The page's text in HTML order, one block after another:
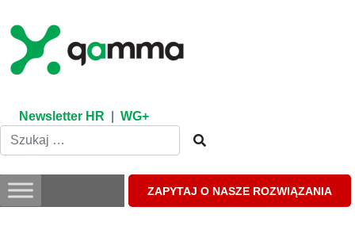
content
Newsletter HR WG+
ZAPYTAJ O NASZE ROZWIĄZANIA